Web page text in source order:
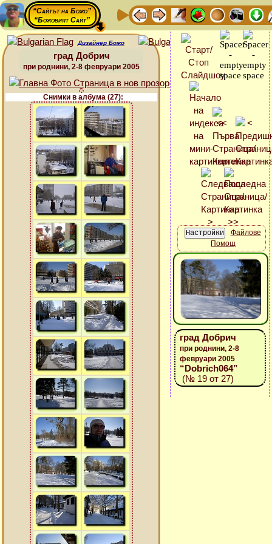
“Сайтът на Божо”
“Божовият Сайт”
Дизайнер Божо
град Добрич
при роднини, 2-8 февруари 2005
Снимки в албума (27):
Файлове
Помощ
град Добрич
при роднини, 2-8
февруари 2005
“Dobrich064”
(№ 19 от 27)